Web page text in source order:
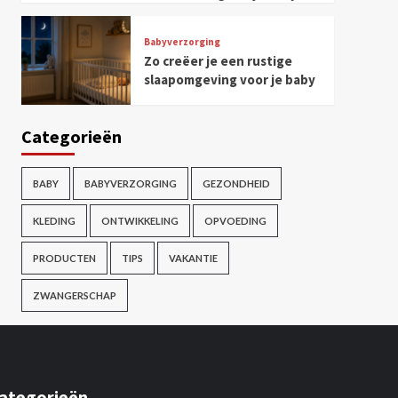
Babyverzorging
Zo creëer je een rustige
slaapomgeving voor je baby
Categorieën
BABY BABYVERZORGING GEZONDHEID
KLEDING ONTWIKKELING OPVOEDING
PRODUCTEN TIPS VAKANTIE
ZWANGERSCHAP